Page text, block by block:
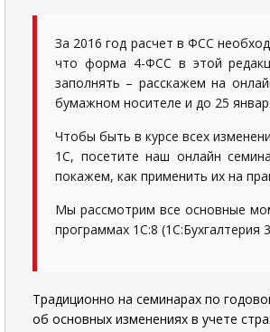
За 2016 год расчет в ФСС
что форма 4-ФСС в этой
заполнять – расскажем на
бумажном носителе и до 25
Чтобы быть в курсе всех
1С, посетите наш онлайн
покажем, как применить их на
Мы рассмотрим все основные
программах 1С:8 (1С:Бухгалтерия
Традиционно на семинарах по
об основных изменениях в учете